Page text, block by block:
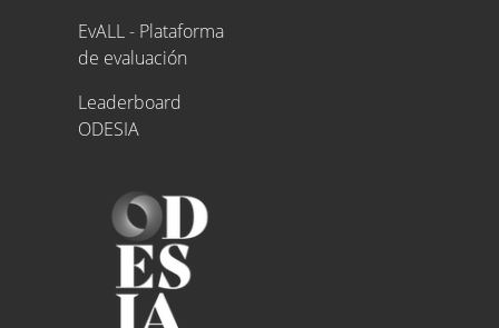
EvALL - Plataforma
de evaluación
Leaderboard
ODESIA